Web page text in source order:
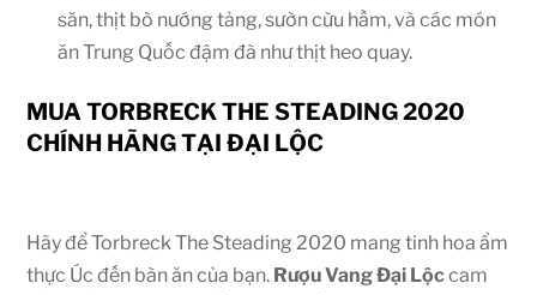
săn, thịt bò nướng tảng, sườn cừu hầm, và các món
ăn Trung Quốc đậm đà như thịt heo quay.
MUA TORBRECK THE STEADING 2020
CHÍNH HÃNG TẠI ĐẠI LỘC
Hãy để Torbreck The Steading 2020 mang tinh hoa ẩm
thực Úc đến bàn ăn của bạn. Rượu Vang Đại Lộccam